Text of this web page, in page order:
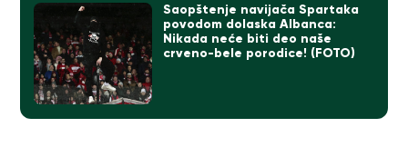
Saopštenje navijača Spartaka
povodom dolaska Albanca:
Nikada neće biti deo naše
crveno-bele porodice! (FOTO)